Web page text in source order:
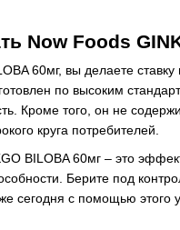
Now Foods
60мг, вы делаете ставку
по высоким
Кроме того, он не
круга потребителей.
BILOBA 60мг – это
Берите под
сегодня с помощью этого